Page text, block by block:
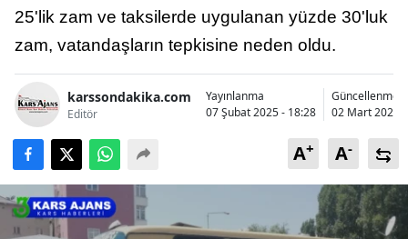
Bilecik
Bingöl
Bolu
Burdur
Bursa
Çanakkale
25'lik zam ve taksilerde uygulanan yüzde 30'luk
zam, vatandaşların tepkisine neden oldu.
karssondakika.com
Editör
Yayınlanma
07 Şubat 2025 - 18:28
Güncellenme
02 Mart 2025
A+ A-